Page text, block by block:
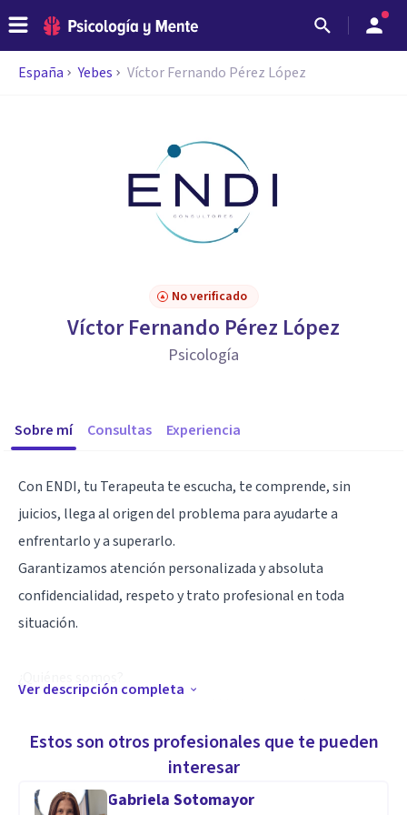
España Yebes Víctor Fernando Pérez López
No verificado
Víctor Fernando Pérez López
Psicología
Sobre mí Consultas Experiencia
Con ENDI, tu Terapeuta te escucha, te comprende, sin
juicios, llega al origen del problema para ayudarte a
enfrentarlo y a superarlo.
Garantizamos atención personalizada y absoluta
confidencialidad, respeto y trato profesional en toda
situación.
integrado exitosamente experiencia y preparación. Un
sólido equipo interdisciplinario que se diferencia por dar
atención centrada en las situaciones y problemáticas donde
Ver descripción completa
Estos son otros profesionales que te pueden
interesar
Gabriela Sotomayor